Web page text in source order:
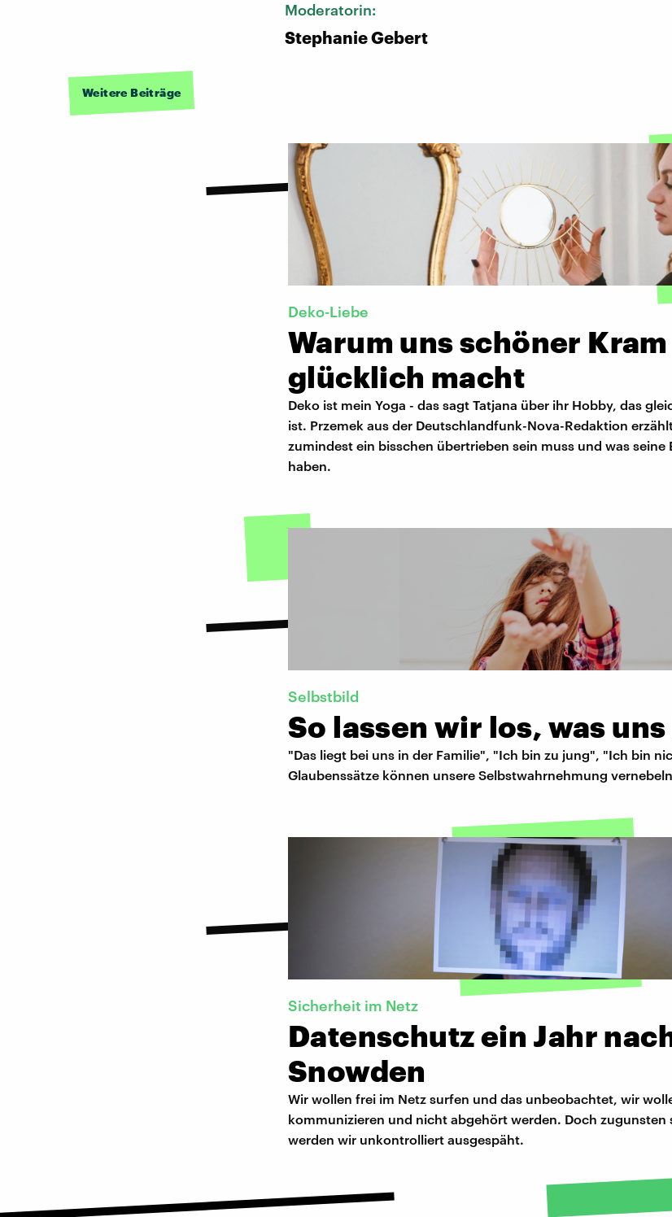
Moderatorin:
Stephanie Gebert
Weitere Beiträge
Deko-Liebe
Warum uns schöner Kram
glücklich macht
Deko ist mein Yoga - das sagt Tatjana über ihr Hobby, das
ist. Przemek aus der Deutschlandfunk-Nova-Redaktion
zumindest ein bisschen übertrieben sein muss und was seine
haben.
Selbstbild
So lassen wir los, was
"Das liegt bei uns in der Familie", "Ich bin zu jung", "Ich bin
Glaubenssätze können unsere Selbstwahrnehmung
Sicherheit im Netz
Datenschutz ein Jahr
Snowden
Wir wollen frei im Netz surfen und das unbeobachtet, wir
kommunizieren und nicht abgehört werden. Doch zugunsten
werden wir unkontrolliert ausgespäht.